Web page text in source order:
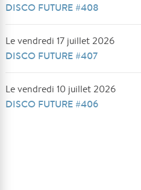
DISCO FUTURE #408
Le vendredi 17 juillet 2026
DISCO FUTURE #407
Le vendredi 10 juillet 2026
DISCO FUTURE #406